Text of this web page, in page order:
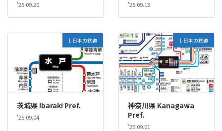
'25.09.20 '25.09.13
1 日本の鉄道
茨城県 Ibaraki Pref.
'25.09.04
1 日本の鉄道
神奈川県 Kanagawa
Pref.
'25.09.01